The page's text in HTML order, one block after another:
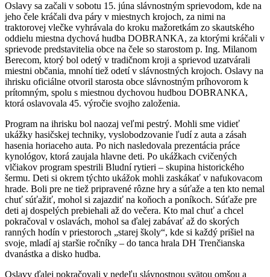
Oslavy sa začali v sobotu 15. júna slávnostným sprievodom, kde na
jeho čele kráčali dva páry v miestnych krojoch, za nimi na
traktorovej vlečke vyhrávala do kroku mažoretkám zo skautského
oddielu miestna dychová hudba DOBRANKA, za ktorými kráčali v
sprievode predstavitelia obce na čele so starostom p. Ing. Milanom
Berecom, ktorý bol odetý v tradičnom kroji a sprievod uzatvárali
miestni občania, mnohí tiež odetí v slávnostných krojoch. Oslavy na
ihrisku oficiálne otvoril starosta obce slávnostným príhovorom k
prítomným, spolu s miestnou dychovou hudbou DOBRANKA,
ktorá oslavovala 45. výročie svojho založenia.
Program na ihrisku bol naozaj veľmi pestrý. Mohli sme vidieť
ukážky hasičskej techniky, vyslobodzovanie ľudí z auta a zásah
hasenia horiaceho auta. Po nich nasledovala prezentácia práce
kynológov, ktorá zaujala hlavne deti. Po ukážkach cvičených
vlčiakov program spestrili Bludní rytieri – skupina historického
šermu. Deti si okrem týchto ukážok mohli zaskákať v nafukovacom
hrade. Boli pre ne tiež pripravené rôzne hry a súťaže a ten kto nemal
chuť súťažiť, mohol si zajazdiť na koňoch a poníkoch. Súťaže pre
deti aj dospelých prebiehali až do večera. Kto mal chuť a chcel
pokračoval v oslavách, mohol sa ďalej zabávať až do skorých
ranných hodín v priestoroch „starej školy“, kde si každý prišiel na
svoje, mladí aj staršie ročníky – do tanca hrala DH Trenčianska
dvanástka a disko hudba.
Oslavy ďalej pokračovali v nedeľu slávnostnou svätou omšou a